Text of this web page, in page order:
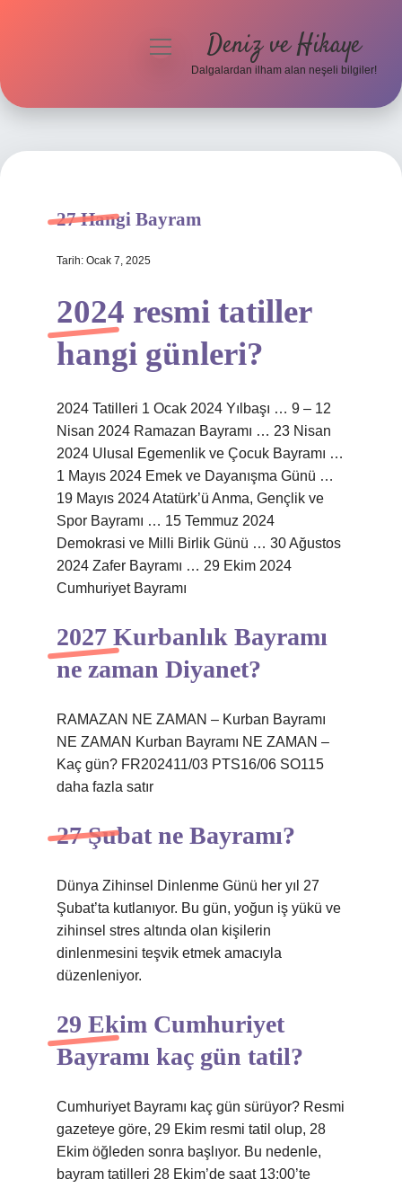
Hakkımızda
menüyü
Deniz ve Hikaye
Dalgalardan ilham alan neşeli bilgiler!
27 Hangi Bayram
Tarih: Ocak 7, 2025
2024 resmi tatiller
hangi günleri?
2024 Tatilleri 1 Ocak 2024 Yılbaşı … 9 – 12
Nisan 2024 Ramazan Bayramı … 23 Nisan
2024 Ulusal Egemenlik ve Çocuk Bayramı …
1 Mayıs 2024 Emek ve Dayanışma Günü …
19 Mayıs 2024 Atatürk’ü Anma, Gençlik ve
Spor Bayramı … 15 Temmuz 2024
Demokrasi ve Milli Birlik Günü … 30 Ağustos
2024 Zafer Bayramı … 29 Ekim 2024
Cumhuriyet Bayramı
2027 Kurbanlık Bayramı
ne zaman Diyanet?
RAMAZAN NE ZAMAN – Kurban Bayramı
NE ZAMAN Kurban Bayramı NE ZAMAN –
Kaç gün? FR202411/03 PTS16/06 SO115
daha fazla satır
27 Şubat ne Bayramı?
Dünya Zihinsel Dinlenme Günü her yıl 27
Şubat’ta kutlanıyor. Bu gün, yoğun iş yükü ve
zihinsel stres altında olan kişilerin
dinlenmesini teşvik etmek amacıyla
düzenleniyor.
29 Ekim Cumhuriyet
Bayramı kaç gün tatil?
Cumhuriyet Bayramı kaç gün sürüyor? Resmi
gazeteye göre, 29 Ekim resmi tatil olup, 28
Ekim öğleden sonra başlıyor. Bu nedenle,
bayram tatilleri 28 Ekim’de saat 13:00’te